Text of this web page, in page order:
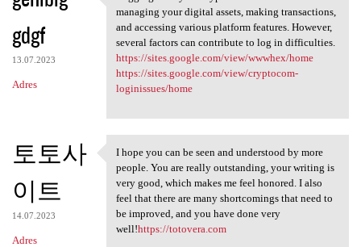
gdgf
13.07.2023
Adres
Logging in to your crypto
managing your digital assets, making transactions,
and accessing various platform features. However,
several factors can contribute to log in difficulties.
https://sites.google.com/view/wwwhex/home
https://sites.google.com/view/cryptocom-
loginissues/home
토토사
이트
14.07.2023
Adres
I hope you can be seen and
I hope you can be seen and understood by more
people. You are really outstanding, your writing is
very good, which makes me feel honored. I also
feel that there are many shortcomings that need to
be improved, and you have done very
well!https://totovera.com